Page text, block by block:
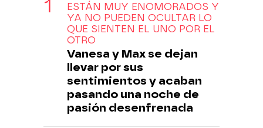
ESTÁN MUY ENOMORADOS Y
YA NO PUEDEN OCULTAR LO
QUE SIENTEN EL UNO POR EL
OTRO
Vanesa y Max se dejan
llevar por sus
sentimientos y acaban
pasando una noche de
pasión desenfrenada